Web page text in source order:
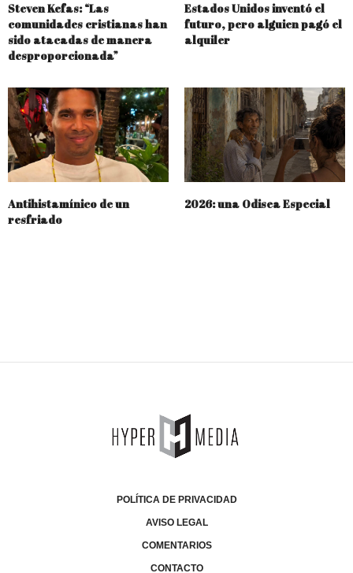
Steven Kefas: “Las
comunidades cristianas han
sido atacadas de manera
desproporcionada”
Estados Unidos inventó el
futuro, pero alguien pagó el
alquiler
Antihistamínico de un
resfriado
2026: una Odisea Especial
POLÍTICA DE PRIVACIDAD
AVISO LEGAL
COMENTARIOS
CONTACTO